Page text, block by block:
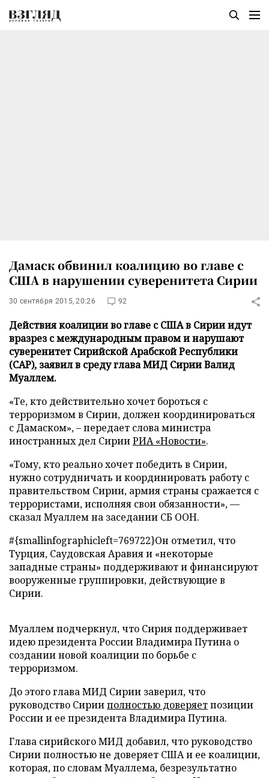
Дамаск обвинил коалицию во главе с
США в нарушении суверенитета Сирии
30 сентября 2015, 20:26 92
Действия коалиции во главе с США в Сирии идут
вразрез с международным правом и нарушают
суверенитет Сирийской Арабской Республики
(САР), заявил в среду глава МИД Сирии Валид
Муаллем.
«Те, кто действительно хочет бороться с
терроризмом в Сирии, должен координироваться
с Дамаском», – передает слова министра
иностранных дел СирииРИА «Новости».
«Тому, кто реально хочет победить в Сирии,
нужно сотрудничать и координировать работу с
правительством Сирии, армия страны сражается с
террористами, исполняя свои обязанности», —
сказал Муаллем на заседании СБ ООН.
#{smallinfographicleft=769722}Он отметил, что
Турция, Саудовская Аравия и «некоторые
западные страны» поддерживают и финансируют
вооруженные группировки, действующие в
Сирии.
Муаллем подчеркнул, что Сирия поддерживает
идею президента России Владимира Путина о
создании новой коалиции по борьбе с
терроризмом.
До этого глава МИД Сирии заверил, что
руководство Сирииполностью доверяетпозиции
России и ее президента Владимира Путина.
Глава сирийского МИД добавил, что руководство
Сирии полностью не доверяет США и ее коалиции,
которая, по словам Муаллема, безрезультатно